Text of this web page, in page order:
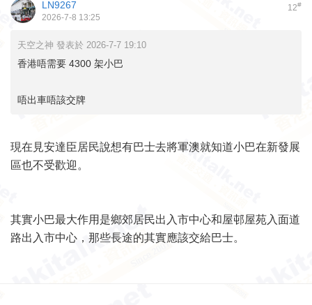
12#
LN9267
2026-7-8 13:25
天空之神 發表於 2026-7-7 19:10
香港唔需要 4300 架小巴
唔出車唔該交牌
現在見安達臣居民說想有巴士去將軍澳就知道小巴在新發展
區也不受歡迎。
其實小巴最大作用是鄉郊居民出入市中心和屋邨屋苑入面道
路出入市中心，那些長途的其實應該交給巴士。